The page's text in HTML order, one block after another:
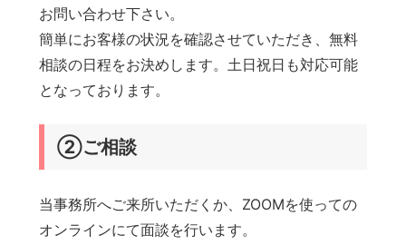
お問い合わせ下さい。
簡単にお客様の状況を確認させていただき、無料
相談の日程をお決めします。土日祝日も対応可能
となっております。
②ご相談
当事務所へご来所いただくか、ZOOMを使っての
オンラインにて面談を行います。